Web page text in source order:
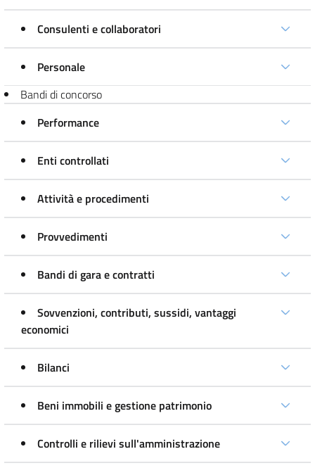
Consulenti e collaboratori
Personale
Bandi di concorso
Performance
Enti controllati
Attività e procedimenti
Provvedimenti
Bandi di gara e contratti
Sovvenzioni, contributi, sussidi, vantaggi
economici
Bilanci
Beni immobili e gestione patrimonio
Controlli e rilievi sull'amministrazione